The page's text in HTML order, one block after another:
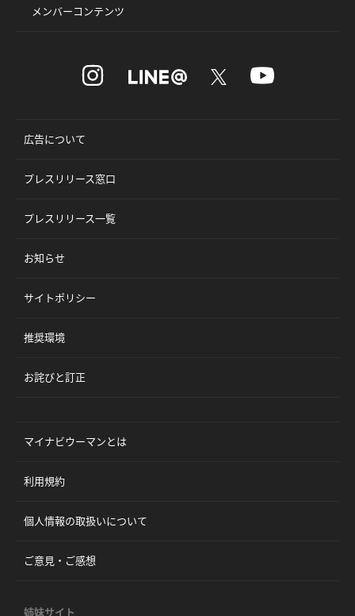
メンバーコンテンツ
広告について
プレスリリース窓口
プレスリリース一覧
お知らせ
サイトポリシー
推奨環境
お詫びと訂正
マイナビウーマンとは
利用規約
個人情報の取扱いについて
ご意見・ご感想
姉妹サイト